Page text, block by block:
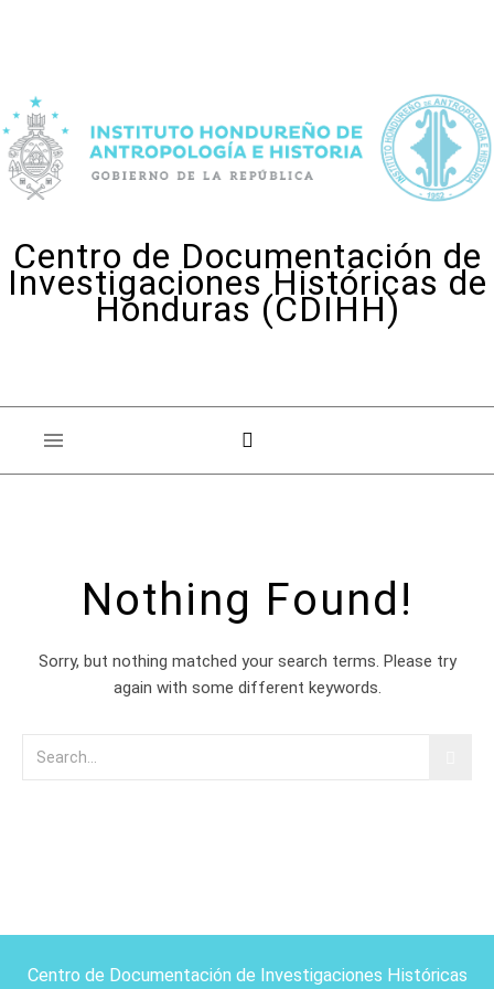
Centro de Documentación de
Investigaciones Históricas de
Honduras (CDIHH)
Nothing Found!
Sorry, but nothing matched your search terms. Please try
again with some different keywords.
Centro de Documentación de Investigaciones Históricas